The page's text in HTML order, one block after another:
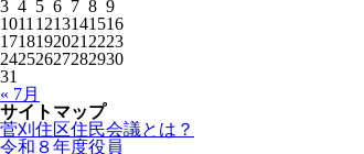
3 4 5 6 7 8 9
1011 1213141516
1718192021 2223
24252627282930
31
« 7月
サイトマップ
菅刈住区住民会議とは？
令和８年度役員